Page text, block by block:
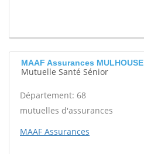
MAAF Assurances MULHOUSE
Mutuelle Santé Sénior
Département: 68
mutuelles d'assurances
MAAF Assurances